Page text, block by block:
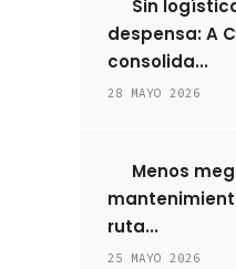
Sin
despensa: A
consolida...
28 MAYO 2026
Menos
ruta...
25 MAYO 2026